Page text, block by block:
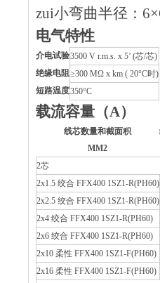
zui小弯曲半径：
电气特性
介电试验3500 V r.m.s. x 5’ (芯/芯)
绝缘电阻≥300 MΩ x km ( 20°C时)
短路温度350°C
载流容量（A）
线芯数量和截面积
MM2
2芯
2x1.5 绞合 FFX400 1SZ1-R(PH60)
2x2.5 绞合 FFX400 1SZ1-R(PH60)
2x4 绞合 FFX400 1SZ1-R(PH60)
2x6 绞合 FFX400 1SZ1-R(PH60)
2x10 柔性 FFX400 1SZ1-F(PH60)
2x16 柔性 FFX400 1SZ1-F(PH60)